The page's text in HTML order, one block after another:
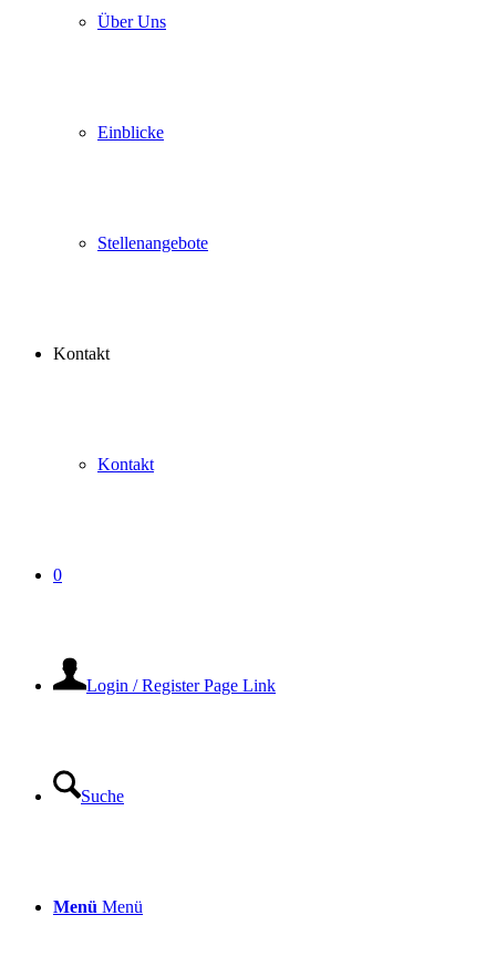
Über Uns
Einblicke
Stellenangebote
Kontakt
Kontakt
0
Login / Register Page Link
Suche
Menü Menü